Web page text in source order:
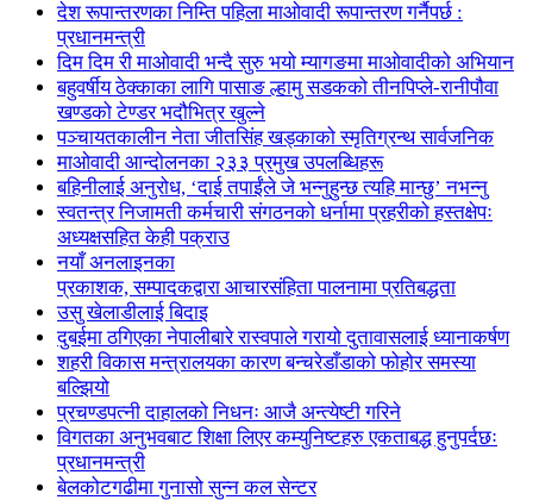
देश रूपान्तरणका निम्ति पहिला माओवादी रूपान्तरण गर्नैपर्छ :
प्रधानमन्त्री
दिम दिम री माओवादी भन्दै सुरु भयो म्यागङमा माओवादीको अभियान
बहुवर्षीय ठेक्काका लागि पासाङ ल्हामु सडकको तीनपिप्ले-रानीपौवा
खण्डको टेण्डर भदौभित्र खुल्ने
पञ्चायतकालीन नेता जीतसिंह खड्काको स्मृतिग्रन्थ सार्वजनिक
माओवादी आन्दोलनका २३३ प्रमुख उपलब्धिहरू
बहिनीलाई अनुरोध, ‘दाई तपाईंले जे भन्नुहुन्छ त्यहि मान्छु’ नभन्नु
स्वतन्त्र निजामती कर्मचारी संगठनको धर्नामा प्रहरीको हस्तक्षेपः
अध्यक्षसहित केही पक्राउ
नयाँ अनलाइनका
प्रकाशक, सम्पादकद्वारा आचारसंहिता पालनामा प्रतिबद्धता
उसु खेलाडीलाई बिदाइ
दुबईमा ठगिएका नेपालीबारे रास्वपाले गरायो दुतावासलाई ध्यानाकर्षण
शहरी विकास मन्त्रालयका कारण बन्चरेडाँडाको फोहोर समस्या
बल्झियो
प्रचण्डपत्नी दाहालको निधनः आजै अन्त्येष्टी गरिने
विगतका अनुभवबाट शिक्षा लिएर कम्युनिष्टहरु एकताबद्ध हुनुपर्दछः
प्रधानमन्त्री
बेलकोटगढीमा गुनासो सुन्न कल सेन्टर